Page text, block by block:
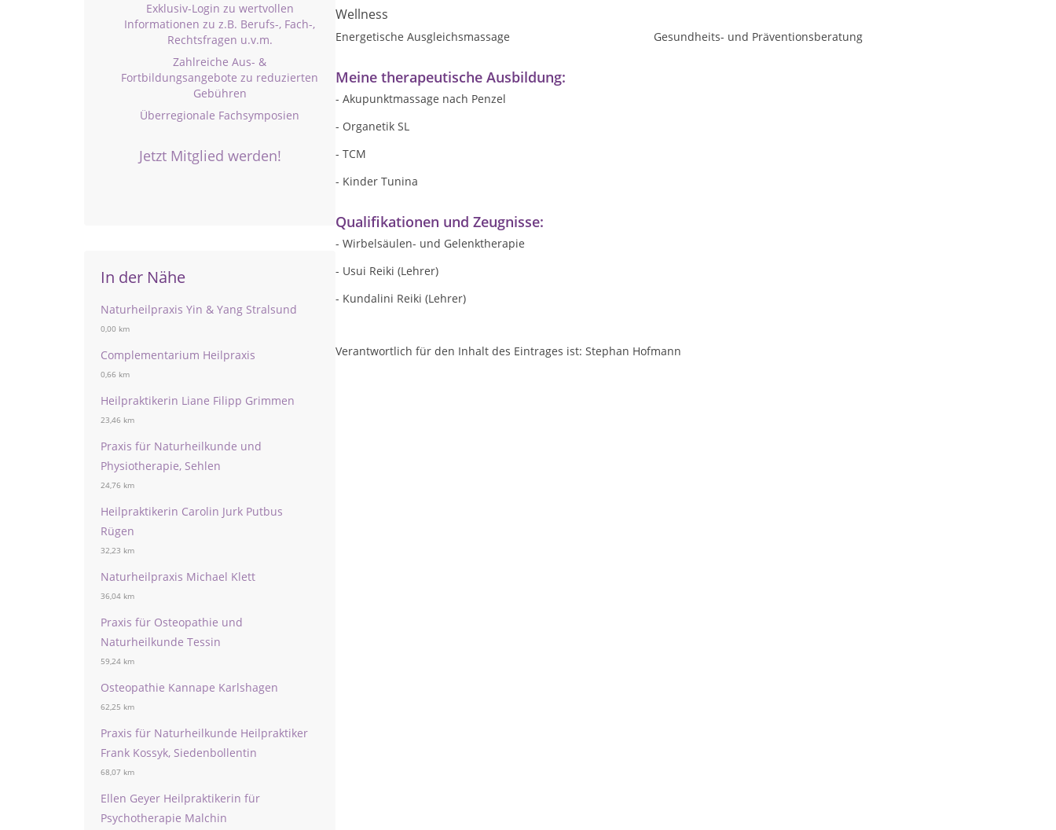
Exklusiv-Login zu wertvollen
Informationen zu z.B. Berufs-, Fach-,
Rechtsfragen u.v.m.
Zahlreiche Aus- &
Fortbildungsangebote zu reduzierten
Gebühren
Überregionale Fachsymposien
Jetzt Mitglied werden!
In der Nähe
Naturheilpraxis Yin & Yang Stralsund
0,00 km
Complementarium Heilpraxis
0,66 km
Heilpraktikerin Liane Filipp Grimmen
23,46 km
Praxis für Naturheilkunde und
Physiotherapie, Sehlen
24,76 km
Heilpraktikerin Carolin Jurk Putbus
Rügen
32,23 km
Naturheilpraxis Michael Klett
36,04 km
Praxis für Osteopathie und
Naturheilkunde Tessin
59,24 km
Osteopathie Kannape Karlshagen
62,25 km
Praxis für Naturheilkunde Heilpraktiker
Frank Kossyk, Siedenbollentin
68,07 km
Ellen Geyer Heilpraktikerin für
Psychotherapie Malchin
Wellness
Energetische Ausgleichsmassage Gesundheits- und Präventionsberatung
Meine therapeutische Ausbildung:
- Akupunktmassage nach Penzel
- Organetik SL
- TCM
- Kinder Tunina
Qualifikationen und Zeugnisse:
- Wirbelsäulen- und Gelenktherapie
- Usui Reiki (Lehrer)
- Kundalini Reiki (Lehrer)
Verantwortlich für den Inhalt des Eintrages ist: Stephan Hofmann